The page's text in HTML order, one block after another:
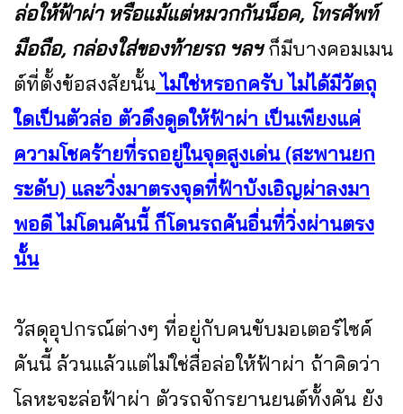
ล่อให้ฟ้าผ่า หรือแม้แต่หมวกกันน็อค, โทรศัพท์
มือถือ, กล่องใส่ของท้ายรถ ฯลฯก็มีบางคอมเมน
ต์ที่ตั้งข้อสงสัยนั้นไม่ใช่หรอกครับ ไม่ได้มีวัตถุ
ใดเป็นตัวล่อ ตัวดึงดูดให้ฟ้าผ่า เป็นเพียงแค่
ความโชคร้ายที่รถอยู่ในจุดสูงเด่น (สะพานยก
ระดับ) และวิ่งมาตรงจุดที่ฟ้าบังเอิญผ่าลงมา
พอดี ไม่โดนคันนี้ ก็โดนรถคันอื่นที่วิ่งผ่านตรง
นั้น
วัสดุอุปกรณ์ต่างๆ ที่อยู่กับคนขับมอเตอร์ไซค์
คันนี้ ล้วนแล้วแต่ไม่ใช่สื่อล่อให้ฟ้าผ่า ถ้าคิดว่า
โลหะจะล่อฟ้าผ่า ตัวรถจักรยานยนต์ทั้งคัน ยัง